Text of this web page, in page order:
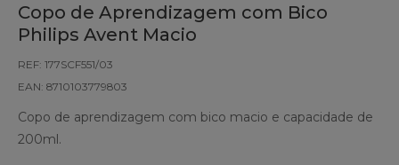
Copo de Aprendizagem com Bico
Philips Avent Macio
REF: 177SCF551/03
EAN: 8710103779803
Copo de aprendizagem com bico macio e capacidade de
200ml.